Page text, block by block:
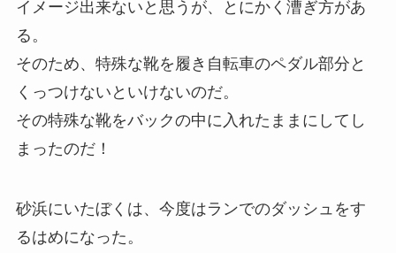
イメージ出来ないと思うが、とにかく漕ぎ方があ
る。
そのため、特殊な靴を履き自転車のペダル部分と
くっつけないといけないのだ。
その特殊な靴をバックの中に入れたままにしてし
まったのだ！
砂浜にいたぼくは、今度はランでのダッシュをす
るはめになった。